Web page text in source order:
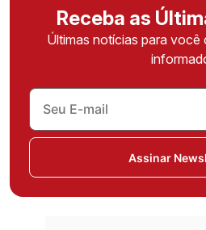
Receba as
Últimas notícias para você
Assinar